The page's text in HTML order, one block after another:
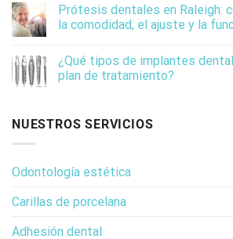
Prótesis dentales en Raleigh:
la comodidad, el ajuste y la
¿Qué tipos de implantes
plan de tratamiento?
NUESTROS SERVICIOS
Odontología estética
Carillas de porcelana
Adhesión dental